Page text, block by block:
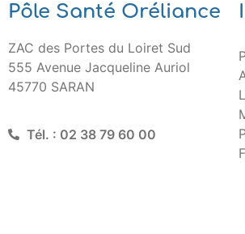
Pôle Santé Oréliance
ZAC des Portes du Loiret Sud
555 Avenue Jacqueline Auriol
45770 SARAN
Tél. : 02 38 79 60 00